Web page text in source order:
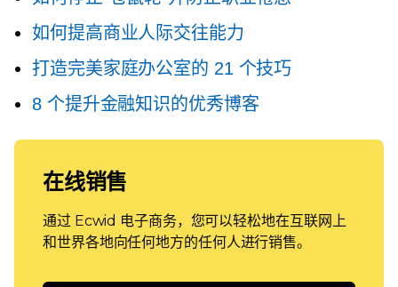
如何提高商业人际交往能力
打造完美家庭办公室的 21 个技巧
8 个提升金融知识的优秀博客
在线销售
通过 Ecwid 电子商务，您可以轻松地在互联网上
和世界各地向任何地方的任何人进行销售。